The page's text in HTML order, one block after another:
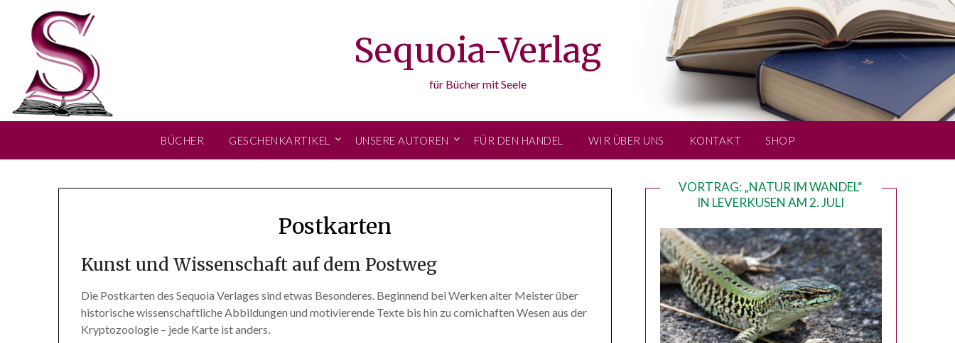
content
Sequoia-Verlag
für Bücher mit Seele
BÜCHER GESCHENKARTIKEL UNSERE AUTOREN FÜR DEN HANDEL WIR ÜBER UNS KONTAKT SHOP
Postkarten
Kunst und Wissenschaft auf dem Postweg
Die Postkarten des Sequoia Verlages sind etwas Besonderes. Beginnend bei Werken alter Meister über
historische wissenschaftliche Abbildungen und motivierende Texte bis hin zu comichaften Wesen aus der
Kryptozoologie – jede Karte ist anders.
VORTRAG: „NATUR IM WANDEL“
IN LEVERKUSEN AM 2. JULI